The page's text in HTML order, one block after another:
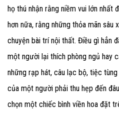
họ thú nhận rằng niềm vui lớn nhất
hơn nữa, rằng những thỏa mãn sâu
chuyện bài trí nội thất. Điều gì hẳn
một người lại thích phòng ngủ hay
những rạp hát, câu lạc bộ, tiệc
của một người phải thu hẹp đến
chọn một chiếc bình viền hoa đặt